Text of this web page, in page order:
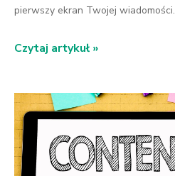
pierwszy ekran Twojej wiadomości.
Czytaj artykuł »